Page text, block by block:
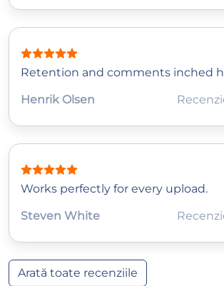
Retention and comments inched
Henrik Olsen
Works perfectly for every upload.
Steven White
Arată toate recenziile